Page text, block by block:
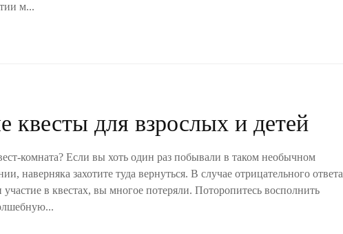
м...
квесты для взрослых и детей
комната? Если вы хоть один раз побывали в таком необычном
наверняка захотите туда вернуться. В случае отрицательного ответа
в квестах, вы многое потеряли. Поторопитесь восполнить